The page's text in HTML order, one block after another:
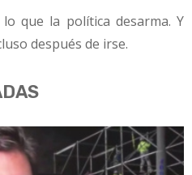
que la política desarma. Y
después de irse.